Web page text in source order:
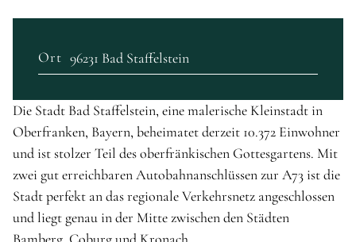
Ort 96231 Bad Staffelstein
Die Stadt Bad Staffelstein, eine malerische Kleinstadt in
Oberfranken, Bayern, beheimatet derzeit 10.372 Einwohner
und ist stolzer Teil des oberfränkischen Gottesgartens. Mit
zwei gut erreichbaren Autobahnanschlüssen zur A73 ist die
Stadt perfekt an das regionale Verkehrsnetz angeschlossen
und liegt genau in der Mitte zwischen den Städten